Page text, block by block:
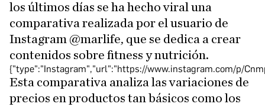
los últimos días se ha hecho viral una
comparativa realizada por el usuario de
Instagram @marlife, que se dedica a crear
contenidos sobre fitness y nutrición.
{"type":"Instagram","url":"https://www.instagram.com/p/
Esta comparativa analiza las variaciones de
precios en productos tan básicos como los